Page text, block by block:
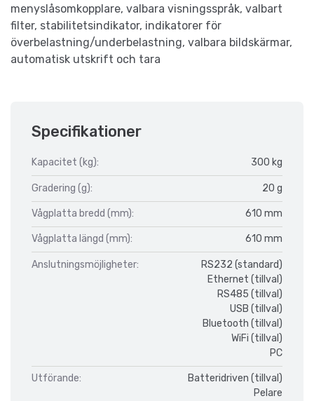
menyslåsomkopplare, valbara visningsspråk, valbart
filter, stabilitetsindikator, indikatorer för
överbelastning/underbelastning, valbara bildskärmar,
automatisk utskrift och tara
Specifikationer
Kapacitet (kg): 300 kg
Gradering (g): 20 g
Vågplatta bredd (mm): 610 mm
Vågplatta längd (mm): 610 mm
Anslutningsmöjligheter:
RS232 (standard)
Ethernet (tillval)
RS485 (tillval)
USB (tillval)
Bluetooth (tillval)
WiFi (tillval)
PC
Utförande:
Batteridriven (tillval)
Pelare